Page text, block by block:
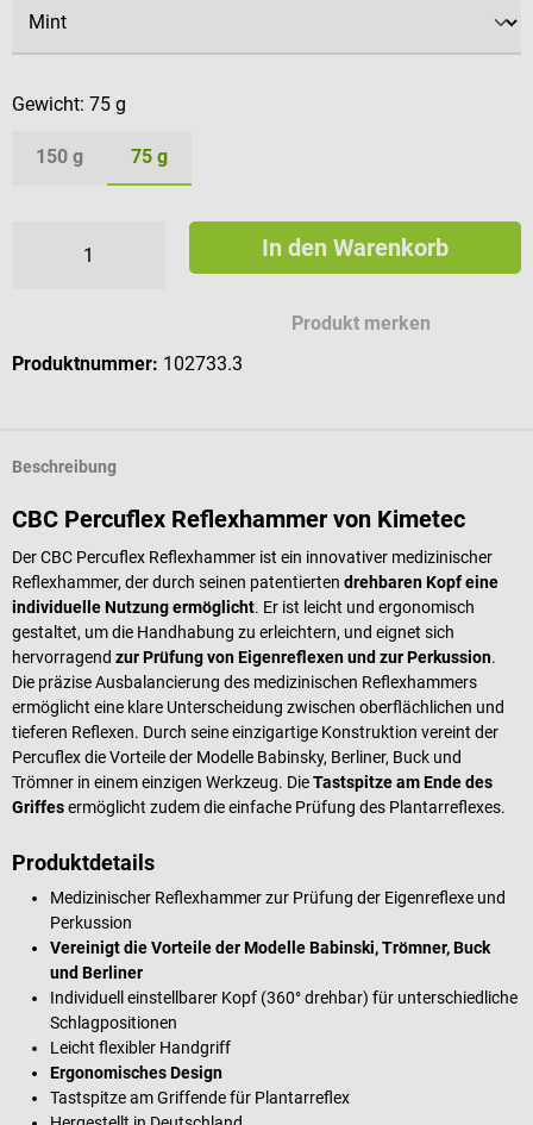
Gewicht: 75 g
150 g 75 g
In den Warenkorb
Produkt merken
Produktnummer: 102733.3
Beschreibung
CBC Percuflex Reflexhammer von Kimetec
Der CBC Percuflex Reflexhammer ist ein innovativer medizinischer
Reflexhammer, der durch seinen patentierten drehbaren Kopf eine
individuelle Nutzung ermöglicht. Er ist leicht und ergonomisch
gestaltet, um die Handhabung zu erleichtern, und eignet sich
hervorragend zur Prüfung von Eigenreflexen und zur Perkussion.
Die präzise Ausbalancierung des medizinischen Reflexhammers
ermöglicht eine klare Unterscheidung zwischen oberflächlichen und
tieferen Reflexen. Durch seine einzigartige Konstruktion vereint der
Percuflex die Vorteile der Modelle Babinsky, Berliner, Buck und
Trömner in einem einzigen Werkzeug. DieTastspitze am Ende des
Griffesermöglicht zudem die einfache Prüfung des Plantarreflexes.
Produktdetails
Medizinischer Reflexhammer zur Prüfung der Eigenreflexe und
Perkussion
Vereinigt die Vorteile der Modelle Babinski, Trömner, Buck
und Berliner
Individuell einstellbarer Kopf (360° drehbar) für unterschiedliche
Schlagpositionen
Leicht flexibler Handgriff
Ergonomisches Design
Tastspitze am Griffende für Plantarreflex